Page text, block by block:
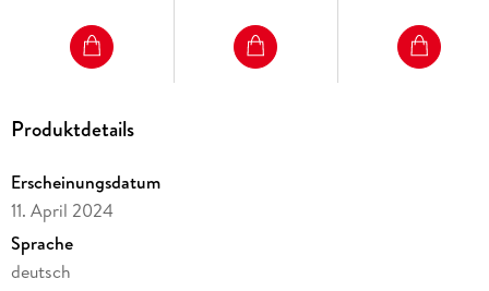
Produktdetails
Erscheinungsdatum
11. April 2024
Sprache
deutsch